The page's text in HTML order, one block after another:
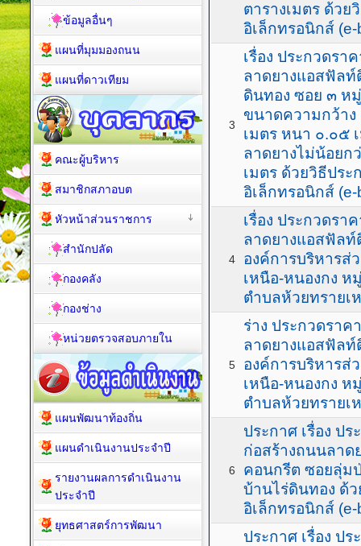
ตารางเมตร ด้วย
อิเล็กทรอนิกส์ (e-
3
เรื่อง ประกวดรา
ลาดยางแอสฟัล
ดินทอง ซอย ๓ ห
ขนาดความกว้า
เมตร หนา ๐.๐๕
ลาดยางไม่น้อยก
เมตร ด้วยวิธีประ
อิเล็กทรอนิกส์ (e-
4
เรื่อง ประกวดรา
ลาดยางแอสฟัล
องค์การบริหารส่
เหนือ-หนองกง
ตำบลห้วยทรายเ
5
ร่าง ประกวดราค
ลาดยางแอสฟัล
องค์การบริหารส่
เหนือ-หนองกง
ตำบลห้วยทรายเ
6
ประกาศ เรื่อง ปร
ก่อสร้างถนนลา
คอนกรีต ซอยลุ่ม
บ้านไร่ดินทอง ด้
อิเล็กทรอนิกส์ (e-
ประกาศ เรื่อง ปร
ข้อมูลอื่นๆ
แผนที่มุมมองถนน
แผนที่ดาวเทียม
คณะผู้บริหาร
สมาชิกสภาอบต
หัวหน้าส่วนราชการ
สำนักปลัด
กองคลัง
กองช่าง
หน่วยตรวจสอบภายใน
แผนพัฒนาท้องถิ่น
แผนดำเนินงานประจำปี
รายงานผลการดำเนินงาน
ประจำปี
ยุทธศาสตร์การพัฒนา